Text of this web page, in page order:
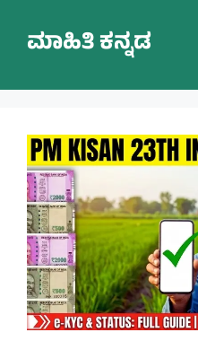
contentಮಾಹಿತಿ ಕನ್ನಡ